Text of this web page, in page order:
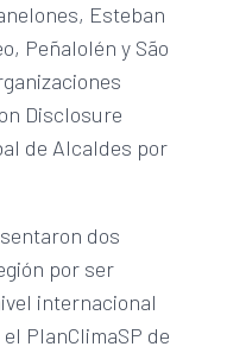
Esteban
Peñalolén y São
Disclosure
de Alcaldes por
dos
por ser
internacional
PlanClimaSP de